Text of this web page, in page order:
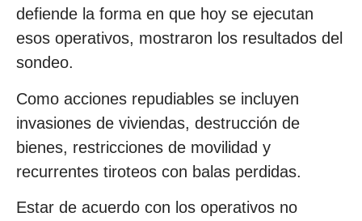
defiende la forma en que hoy se ejecutan
esos operativos, mostraron los resultados del
sondeo.
Como acciones repudiables se incluyen
invasiones de viviendas, destrucción de
bienes, restricciones de movilidad y
recurrentes tiroteos con balas perdidas.
Estar de acuerdo con los operativos no